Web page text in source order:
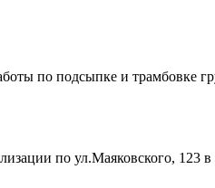
по подсыпке и трамбовке
по ул.Маяковского, 123 в